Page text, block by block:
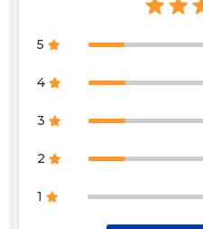
lục lăng
hiện đại, sang trọng, góp
nâu, đỏ,... thảm dễ dàng
trên xe, tạo nên sự hài hoà
5
4
3
2
1